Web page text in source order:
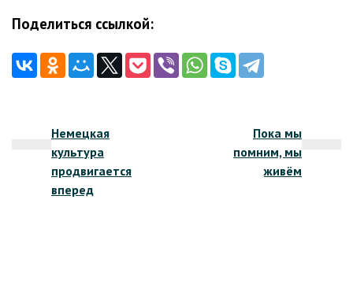
Поделиться ссылкой:
записям
Немецкая
культура
продвигается
вперед
Пока мы
помним, мы
живём